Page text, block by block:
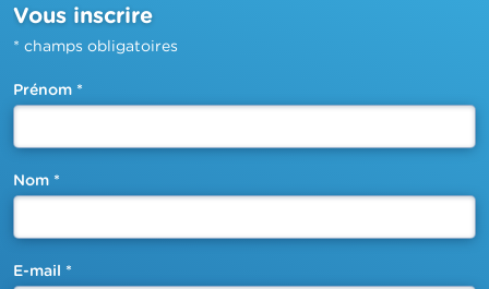
Vous inscrire
* champs obligatoires
Prénom *
Nom *
E-mail *